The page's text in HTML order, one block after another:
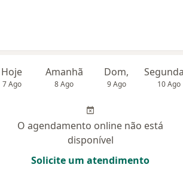
Hoje
7 Ago
Amanhã
8 Ago
Dom,
9 Ago 10 Ago
O agendamento online não está
disponível
Solicite um atendimento